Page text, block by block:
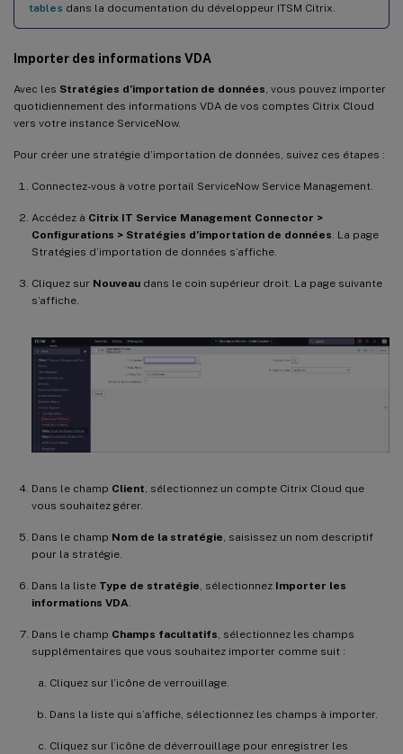
tables dans la documentation du développeur ITSM Citrix.
Importer des informations VDA
Avec les Stratégies d’importation de données , vous pouvez importer
quotidiennement des informations VDA de vos comptes Citrix Cloud
vers votre instance ServiceNow.
Pour créer une stratégie d’importation de données, suivez ces étapes :
Connectez-vous à votre portail ServiceNow Service Management.
Accédez à Citrix IT Service Management Connector >
Configurations > Stratégies d’importation de données . La page
Stratégies d’importation de données s’affiche.
Cliquez sur Nouveau dans le coin supérieur droit. La page suivante
s’affiche.
Dans le champ Client, sélectionnez un compte Citrix Cloud que
vous souhaitez gérer.
Dans le champ Nom de la stratégie, saisissez un nom descriptif
pour la stratégie.
Dans la liste Type de stratégie, sélectionnez Importer les
informations VDA.
Dans le champ Champs facultatifs, sélectionnez les champs
supplémentaires que vous souhaitez importer comme suit :
Cliquez sur l’icône de verrouillage.
Dans la liste qui s’affiche, sélectionnez les champs à importer.
Cliquez sur l’icône de déverrouillage pour enregistrer les